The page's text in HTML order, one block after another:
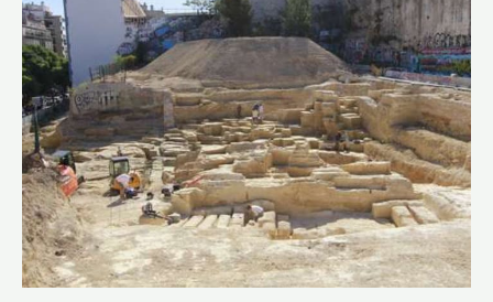
:
les
habitants
se
mobilisent
pour
conserver
une
carrière